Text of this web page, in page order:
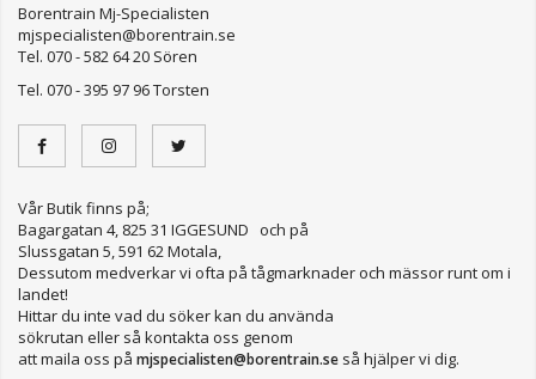
Borentrain Mj-Specialisten
mjspecialisten@borentrain.se
Tel. 070 - 582 64 20 Sören
Tel. 070 - 395 97 96 Torsten
Vår Butik finns på;
Bagargatan 4, 825 31 IGGESUND och på
Slussgatan 5, 591 62 Motala,
Dessutom medverkar vi ofta på tågmarknader och mässor runt om i
landet!
Hittar du inte vad du söker kan du använda
sökrutan eller så kontakta oss genom
att maila oss på mjspecialisten@borentrain.se så hjälper vi dig.